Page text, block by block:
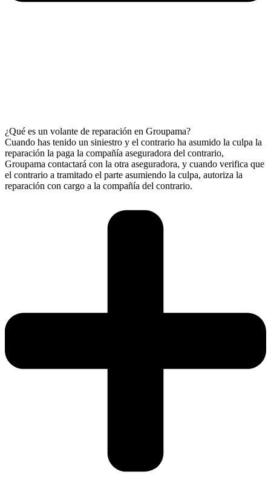
¿Qué es un volante de reparación en Groupama?
Cuando has tenido un siniestro y el contrario ha asumido la culpa la
reparación la paga la compañía aseguradora del contrario,
Groupama contactará con la otra aseguradora, y cuando verifica que
el contrario a tramitado el parte asumiendo la culpa, autoriza la
reparación con cargo a la compañía del contrario.